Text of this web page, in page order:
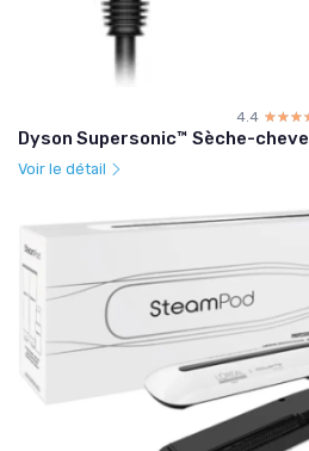
4.4
Dyson Supersonic™ Sèche-
Voir le détail